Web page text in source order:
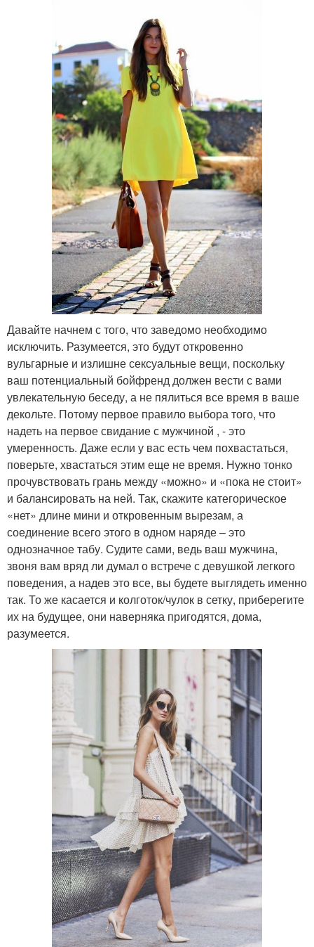
Давайте начнем с того, что заведомо необходимо
исключить. Разумеется, это будут откровенно
вульгарные и излишне сексуальные вещи, поскольку
ваш потенциальный бойфренд должен вести с вами
увлекательную беседу, а не пялиться все время в ваше
декольте. Потому первое правило выбора того, что
надеть на первое свидание с мужчиной , - это
умеренность. Даже если у вас есть чем похвастаться,
поверьте, хвастаться этим еще не время. Нужно тонко
прочувствовать грань между «можно» и «пока не стоит»
и балансировать на ней. Так, скажите категорическое
«нет» длине мини и откровенным вырезам, а
соединение всего этого в одном наряде – это
однозначное табу. Судите сами, ведь ваш мужчина,
звоня вам вряд ли думал о встрече с девушкой легкого
поведения, а надев это все, вы будете выглядеть именно
так. То же касается и колготок/чулок в сетку, приберегите
их на будущее, они наверняка пригодятся, дома,
разумеется.